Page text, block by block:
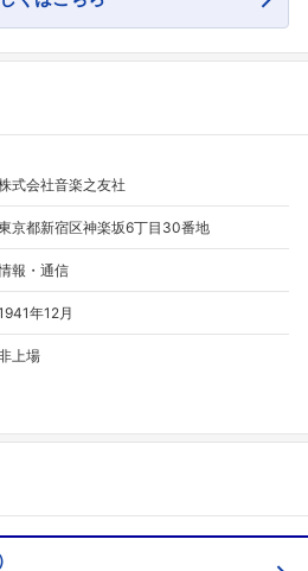
式会社音楽之友社
京都新宿区神楽坂6丁目30番地
報・通信
年12月
上場